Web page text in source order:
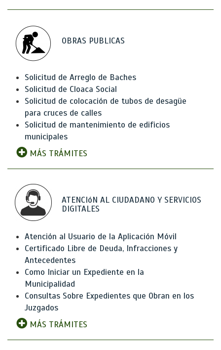
OBRAS PUBLICAS
Solicitud de Arreglo de Baches
Solicitud de Cloaca Social
Solicitud de colocación de tubos de desagüe
para cruces de calles
Solicitud de mantenimiento de edificios
municipales
MÁS TRÁMITES
ATENCIóN AL CIUDADANO Y SERVICIOS
DIGITALES
Atención al Usuario de la Aplicación Móvil
Certificado Libre de Deuda, Infracciones y
Antecedentes
Como Iniciar un Expediente en la
Municipalidad
Consultas Sobre Expedientes que Obran en los
Juzgados
MÁS TRÁMITES